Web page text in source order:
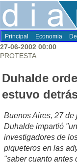
Principal Economia
27-06-2002 00:00
PROTESTA
Duhalde
estuvo
Buenos Aires, 27
Duhalde impartió
investigadores de
piqueteros en las
"saber cuanto antes